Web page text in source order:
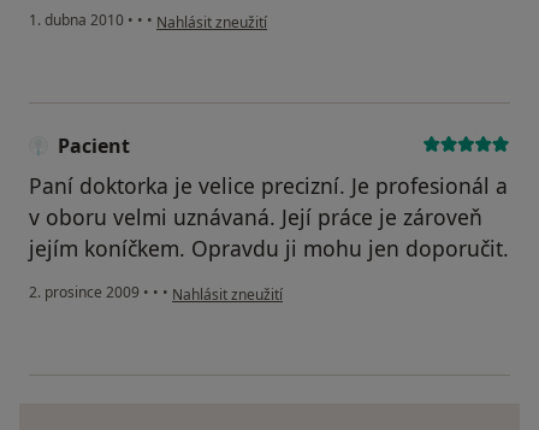
1. dubna 2010 • • • podle názoru uživatele Pacient
Nahlásit zneužití
Pacient
Paní doktorka je velice precizní. Je profesionál a
v oboru velmi uznávaná. Její práce je zároveň
jejím koníčkem. Opravdu ji mohu jen doporučit.
2. prosince 2009 • • • podle názoru uživatele Pacient
Nahlásit zneužití